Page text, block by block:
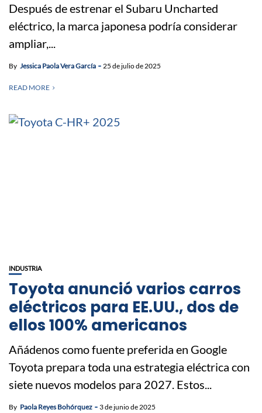
Después de estrenar el Subaru Uncharted
eléctrico, la marca japonesa podría considerar
ampliar,...
By Jessica Paola Vera García 25 de julio de 2025
READ MORE
INDUSTRIA
Toyota anunció varios carros
eléctricos para EE.UU., dos de
ellos 100% americanos
Añádenos como fuente preferida en Google
Toyota prepara toda una estrategia eléctrica con
siete nuevos modelos para 2027. Estos...
By Paola Reyes Bohórquez 3 de junio de 2025